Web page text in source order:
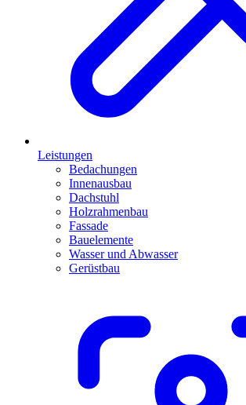
Leistungen
Bedachungen
Innenausbau
Dachstuhl
Holzrahmenbau
Fassade
Bauelemente
Wasser und Abwasser
Gerüstbau